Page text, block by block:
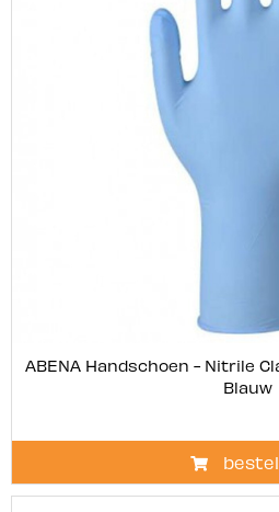
ABENA Handschoen - Nitrile
Blauw